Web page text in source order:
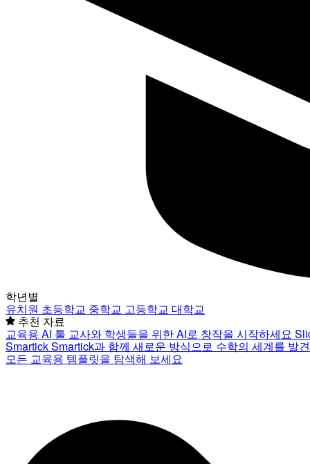
학년별
유치원 초등학교 중학교 고등학교 대학교
추천 자료
교육용 AI 툴 교사와 학생들을 위한 AI로 창작을 시작하세요
SmartickSmartick과 함께 새로운 방식으로 수학의 세계를 발
모든 교육용 템플릿을 탐색해 보세요